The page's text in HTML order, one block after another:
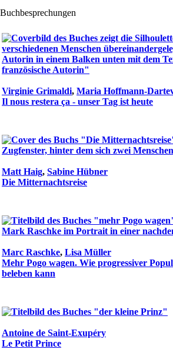
Buchbesprechungen
Virginie Grimaldi, Maria Hoffmann-
Il nous restera ça - unser Tag ist heute
Matt Haig, Sabine Hübner
Die Mitternachtsreise
Marc Raschke, Lisa Müller
Mehr Pogo wagen. Wie progressiver
beleben kann
Antoine de Saint-Exupéry
Le Petit Prince